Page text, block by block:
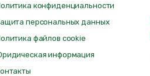
конфиденциальности
персональных данных
файлов cookie
информация